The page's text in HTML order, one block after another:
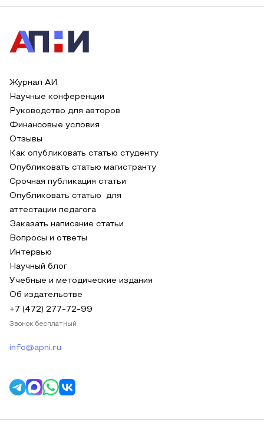
Журнал АИ
Научные конференции
Руководство для авторов
Финансовые условия
Отзывы
Как опубликовать статью студенту
Опубликовать статью магистранту
Срочная публикация статьи
Опубликовать статью для
аттестации педагога
Заказать написание статьи
Вопросы и ответы
Интервью
Научный блог
Учебные и методические издания
Об издательстве
+7 (472) 277-72-99
Звонок бесплатный
info@apni.ru